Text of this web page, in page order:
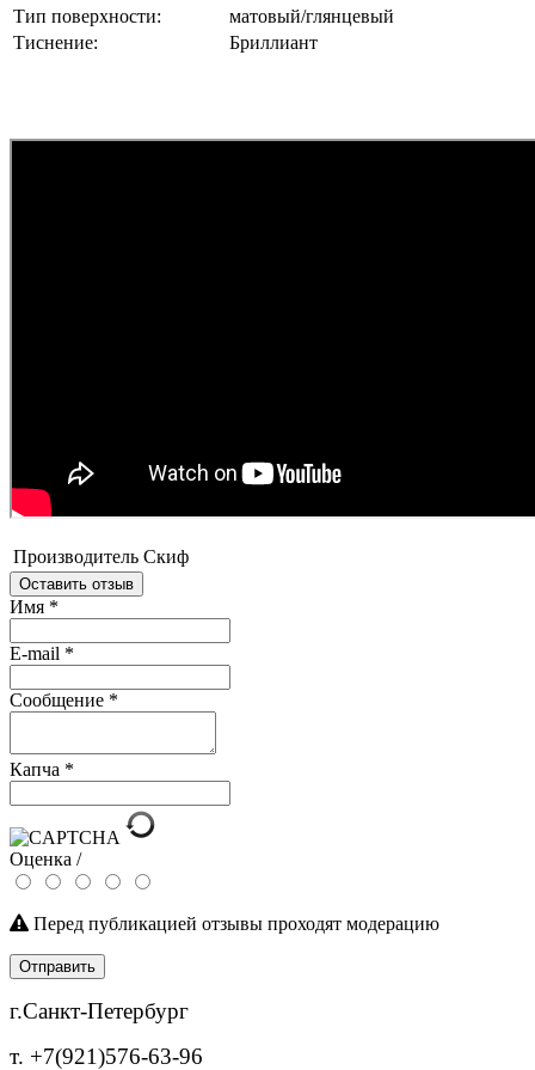
Тип поверхности:
матовый/глянцевый
Тиснение:
Бриллиант
Производитель Скиф
Оставить отзыв
Имя *
E-mail *
Сообщение *
Капча *
Оценка /
Перед публикацией отзывы проходят модерацию
Отправить
г.Санкт-Петербург
т. +7(921)576-63-96